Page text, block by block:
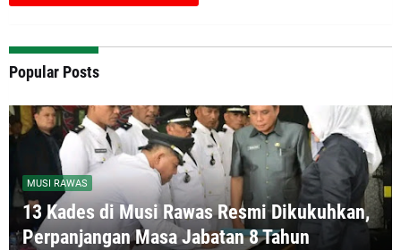
Popular Posts
MUSI RAWAS
13 Kades di Musi Rawas Resmi Dikukuhkan,
Perpanjangan Masa Jabatan 8 Tahun